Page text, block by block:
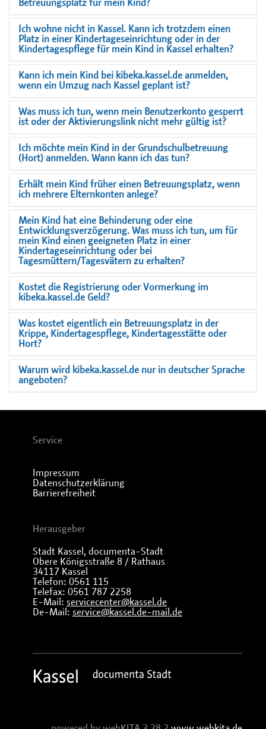
Betreuungsplatz für mein Kind?
Ich wohne nicht in Kassel. Kann ich trotzdem einen
Platz in einer Kindertageseinrichtung oder in der
Kindertagespflege für mein Kind in Kassel erhalten?
Kann ich mein Kind bei kibeka.kassel.de anmelden,
wenn ein Umzug nach Kassel geplant ist?
Was muss ich tun, wenn mein Benutzerkonto gesperrt
ist oder der Aktivierungslink nicht mehr gültig ist?
Ich möchte mein Kind in der Grundschulbetreuung
(Hort) anmelden. Wann kann ich das tun?
Erhält mein Kind früher einen Betreuungsplatz, wenn
ich mehrere Elternkonten anlege?
Mein Kind hat eine Behinderung oder eine
Entwicklungsverzögerung. Was muss ich tun, um für
mein Kind einen geeigneten Platz in einer
Kindertageseinrichtung oder bei
Tagesmüttern/Tagesvätern zu erhalten?
Kostet die Registrierung oder Vormerkung im
kibeka.kassel.de Geld?
Was kostet eigentlich ein Betreuungsplatz in der
Krippe, Kindertagespflege, Kindertagesstätte oder
Hort?
Warum wird kibeka.kassel.de nur in deutscher Sprache
angeboten?
Service
Impressum
Datenschutzerklärung
Barrierefreiheit
Herausgeber
Stadt Kassel, documenta-Stadt
Obere Königsstraße 8 / Rathaus
34117 Kassel
Telefon: 0561 115
Telefax: 0561 787 2258
E-Mail: servicecenter@kassel.de
De-Mail: service@kassel.de-mail.de